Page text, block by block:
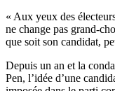
« Aux yeux des
ne change pas grand-
que soit son candidat,
Depuis un an et la
Pen, l’idée d’une